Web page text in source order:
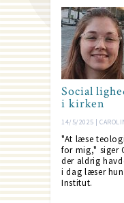
Social
i kirken
14/5/2025 |
"At læse
for mig," siger
der aldrig
i dag læser
Institut.